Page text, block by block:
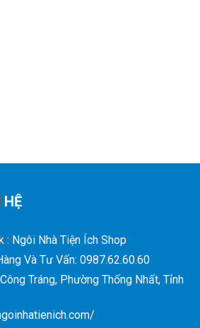
HỆ
: Ngôi Nhà Tiện Ích Shop
Và Tư Vấn: 0987.62.60.60
Tráng, Phường Thống Nhất, Tỉnh